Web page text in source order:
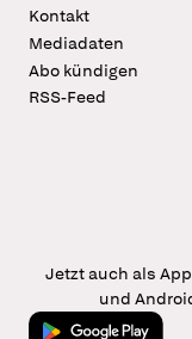
Kontakt
Mediadaten
Abo kündigen
RSS-Feed
Jetzt auch als
und
Jetzt bei Google